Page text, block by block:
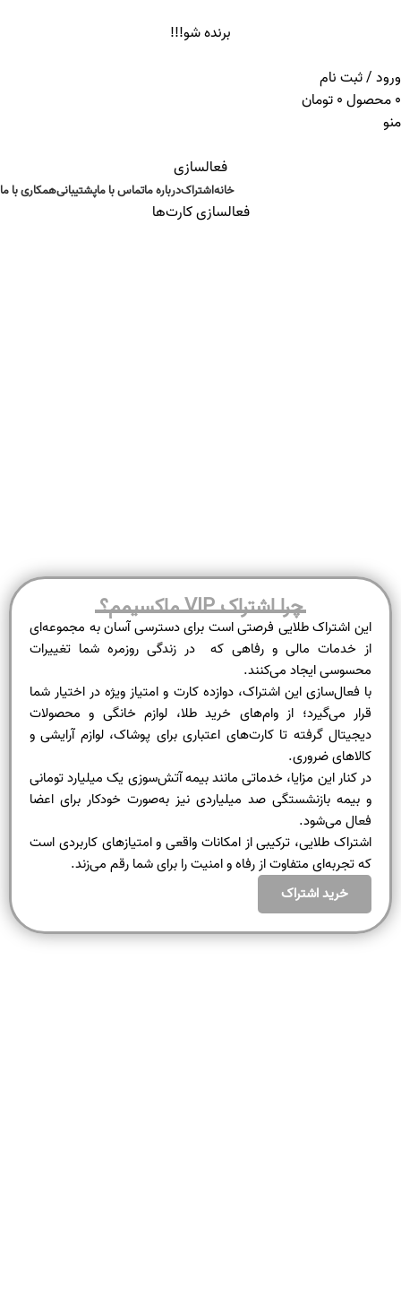
برنده شو!!!
ورود / ثبت نام
0محصول0تومان
منو
فعالسازی
خانهاشتراکدرباره ماتماس با ماپشتیبانیهمکاری با ما
فعالسازی کارت‌ها
چرا اشتراک VIP ماکسیمم؟
این اشتراک طلایی فرصتی‌ است برای دسترسی آسان به مجموعه‌ای
از خدمات مالی و رفاهی که در زندگی روزمره شما تغییرات
محسوسی ایجاد می‌کنند.
با فعال‌سازی این اشتراک، دوازده کارت و امتیاز ویژه در اختیار شما
قرار می‌گیرد؛ از وام‌های خرید طلا، لوازم خانگی و محصولات
دیجیتال گرفته تا کارت‌های اعتباری برای پوشاک، لوازم آرایشی و
کالاهای ضروری.
در کنار این مزایا، خدماتی مانند بیمه آتش‌سوزی یک میلیارد تومانی
و بیمه بازنشستگی صد میلیاردی نیز به‌صورت خودکار برای اعضا
فعال می‌شود.
اشتراک طلایی، ترکیبی از امکانات واقعی و امتیازهای کاربردی‌ است
که تجربه‌ای متفاوت از رفاه و امنیت را برای شما رقم می‌زند.
خرید اشتراک